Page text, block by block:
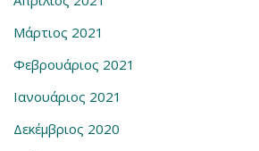
Μάρτιος 2021
Φεβρουάριος 2021
Ιανουάριος 2021
Δεκέμβριος 2020